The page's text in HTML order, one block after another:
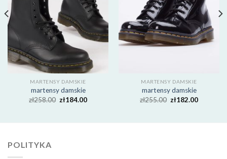
MARTENSY DAMSKIE
martensy damskie
zł258.00 zł184.00
MARTENSY DAMSKIE
martensy damskie
zł255.00 zł182.00
POLITYKA